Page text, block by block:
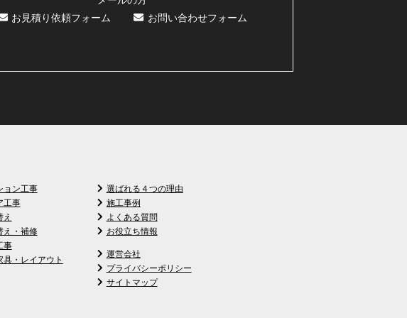
お見積り依頼フォーム
お問い合わせフォーム
ョン工事
工事
え・補修
事
具・レイアウト
選ばれる４つの理由
施工事例
よくある質問
お役立ち情報
運営会社
プライバシーポリシー
サイトマップ